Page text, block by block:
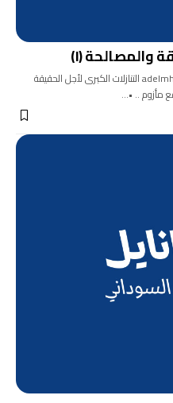
والمصالحة (١)
عادل محجوب على adelmhjoubali49@gmail.com التنازلات الكبرى لأجل الحقيقة